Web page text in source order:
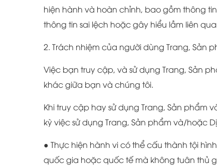
hiện hành và hoàn chỉnh, bao gồm thông
thông tin sai lệch hoặc gây hiểu lầm liên
2. Trách nhiệm của người dùng Trang, Sản
Việc bạn truy cập, và sử dụng Trang, Sản
khác giữa bạn và chúng tôi.
Khi truy cập hay sử dụng Trang, Sản
kỳ việc sử dụng Trang, Sản phẩm và/hoặc
● Thực hiện hành vi có thể cấu thành tội
quốc gia hoặc quốc tế mà không tuân thủ